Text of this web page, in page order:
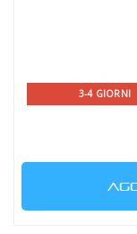
3-4 GIORNI